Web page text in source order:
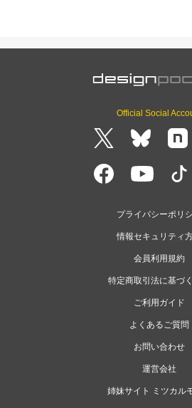
Official Social
プライバシーポリ
情報セキュリティ
会員利用規約
特定商取引法に基づ
ご利用ガイド
よくあるご質問
お問い合わせ
運営会社
姉妹サイト ミツカル